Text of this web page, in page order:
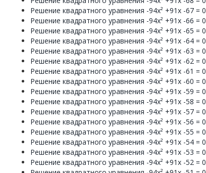
Решение квадратного уравнения -94x² +91x -67 = 0
Решение квадратного уравнения -94x² +91x -66 = 0
Решение квадратного уравнения -94x² +91x -65 = 0
Решение квадратного уравнения -94x² +91x -64 = 0
Решение квадратного уравнения -94x² +91x -63 = 0
Решение квадратного уравнения -94x² +91x -62 = 0
Решение квадратного уравнения -94x² +91x -61 = 0
Решение квадратного уравнения -94x² +91x -60 = 0
Решение квадратного уравнения -94x² +91x -59 = 0
Решение квадратного уравнения -94x² +91x -58 = 0
Решение квадратного уравнения -94x² +91x -57 = 0
Решение квадратного уравнения -94x² +91x -56 = 0
Решение квадратного уравнения -94x² +91x -55 = 0
Решение квадратного уравнения -94x² +91x -54 = 0
Решение квадратного уравнения -94x² +91x -53 = 0
Решение квадратного уравнения -94x² +91x -52 = 0